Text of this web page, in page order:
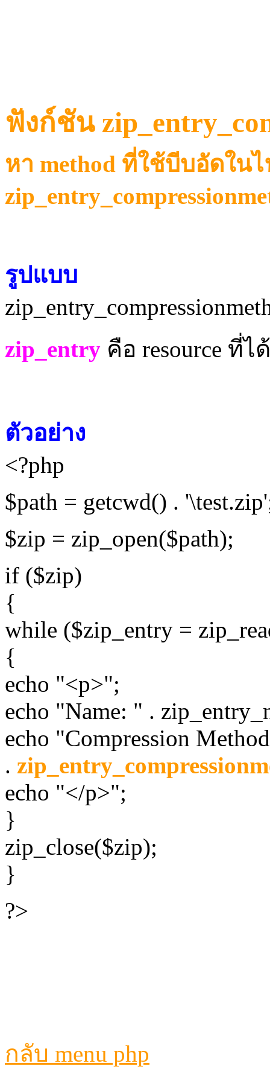
ฟังก์ชัน
หา method ที่ใช้บีบอัดใน
รูปแบบ
zip_entry คือ resource ที่
ตัวอย่าง
<?php
$path = getcwd() .
$zip = zip_open($path);
if ($zip)
{
while ($zip_entry =
{
echo "<p>";
echo "Name: " .
echo "Compression
.
echo "</p>";
}
zip_close($zip);
}
?>
กลับ menu php